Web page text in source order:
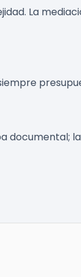
La
documental;